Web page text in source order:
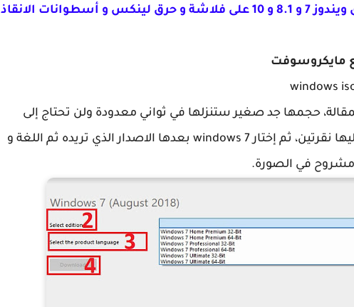
أفضل برنامج نسخ و حرق ويندوز 7 و 8.1 و 10 على فلاشة و حرق لينكس و أسطوانات الانقاذ
حجمها جد صغير ستنزلها في ثواني معدودة ولن تحتاج إلى
تثبيتها لأنها محمولة، إفتحها عبر النقر عليها نقرتين، ثم إختار windows 7 بعدها الاصدار الذي تريده ثم اللغة و